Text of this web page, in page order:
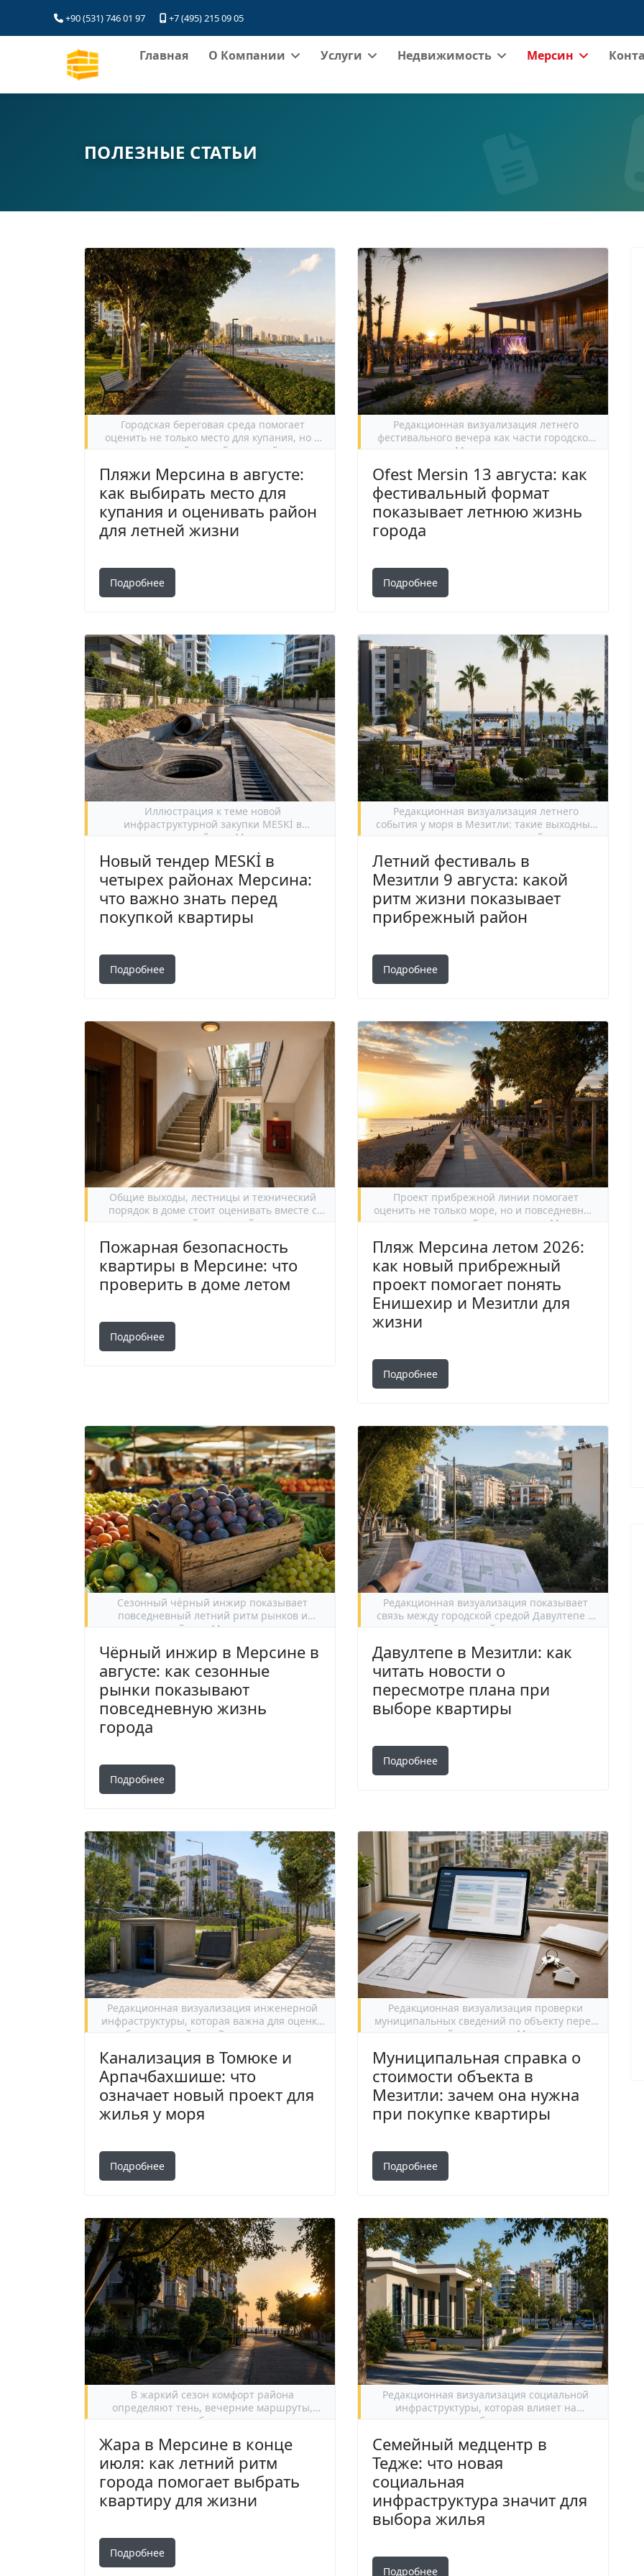
+90 (531) 746 01 97 +7 (495) 215 09 05
Главная О Компании Услуги Недвижимость Мерсин
Поиск
ПОЛЕЗНЫЕ СТАТЬИ
Городская береговая среда помогает
оценить не только место для купания, но и
ежедневный летний ритм района.
Пляжи Мерсина в августе:
как выбирать место для
купания и оценивать район
для летней жизни
Подробнее
Редакционная визуализация летнего
фестивального вечера как части городской
жизни Мерсина в августе.
Ofest Mersin 13 августа: как
фестивальный формат
показывает летнюю жизнь
города
Подробнее
Иллюстрация к теме новой
инфраструктурной закупки MESKİ в
центральных районах Мерсина и ее
значения для выбора квартиры.
Новый тендер MESKİ в
четырех районах Мерсина:
что важно знать перед
покупкой квартиры
Подробнее
Редакционная визуализация летнего
события у моря в Мезитли: такие выходные
помогают увидеть сезонный ритм
Летний фестиваль в
Мезитли 9 августа: какой
ритм жизни показывает
прибрежный район
Подробнее
Общие выходы, лестницы и технический
порядок в доме стоит оценивать вместе с
самой квартирой.
Пожарная безопасность
квартиры в Мерсине: что
проверить в доме летом
Подробнее
Проект прибрежной линии помогает
оценить не только море, но и повседневный
ритм жизни между Енишехиром и Мезитли.
Пляж Мерсина летом 2026:
как новый прибрежный
проект помогает понять
Енишехир и Мезитли для
жизни
Подробнее
Сезонный чёрный инжир показывает
повседневный летний ритм рынков и
районов Мерсина.
Чёрный инжир в Мерсине в
августе: как сезонные
рынки показывают
повседневную жизнь
города
Подробнее
Редакционная визуализация показывает
связь между городской средой Давултепе и
адресной проверкой планировочных
Давултепе в Мезитли: как
читать новости о
пересмотре плана при
выборе квартиры
Подробнее
Редакционная визуализация инженерной
инфраструктуры, которая важна для оценки
прибрежных районов Эрдемли и качества
Канализация в Томюке и
Арпачбахшише: что
означает новый проект для
жилья у моря
Подробнее
Редакционная визуализация проверки
муниципальных сведений по объекту перед
покупкой квартиры в Мезитли.
Муниципальная справка о
стоимости объекта в
Мезитли: зачем она нужна
при покупке квартиры
Подробнее
В жаркий сезон комфорт района
определяют тень, вечерние маршруты,
состояние дома и близость повседневных
Жара в Мерсине в конце
июля: как летний ритм
города помогает выбрать
квартиру для жизни
Подробнее
Редакционная визуализация социальной
инфраструктуры, которая влияет на
повседневное удобство проживания в
Семейный медцентр в
Тедже: что новая
социальная
инфраструктура значит для
выбора жилья
Подробнее